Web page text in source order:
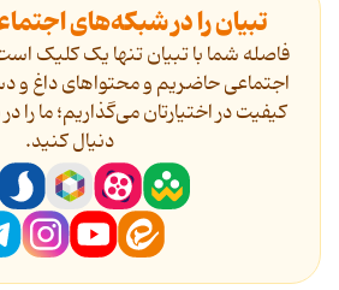
تبیان را در شبکه‌های
فاصله شما با تبیان تنها یک کلیک
اجتماعی حاضریم و محتواهای داغ و
کیفیت در اختیارتان می‌گذاریم؛ ما
دنیال کنید.